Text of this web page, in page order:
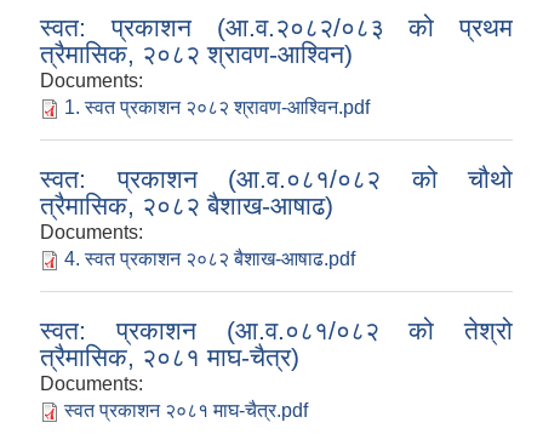
स्वत: प्रकाशन (आ.व.२०८२/०८३ को प्रथम
त्रैमासिक, २०८२ श्रावण-आश्विन)
Documents:
1. स्वत प्रकाशन २०८२ श्रावण-आश्विन.pdf
स्वत: प्रकाशन (आ.व.०८१/०८२ को चौथो
त्रैमासिक, २०८२ बैशाख-आषाढ)
Documents:
4. स्वत प्रकाशन २०८२ बैशाख-आषाढ.pdf
स्वत: प्रकाशन (आ.व.०८१/०८२ को तेश्रो
त्रैमासिक, २०८१ माघ-चैत्र)
Documents:
स्वत प्रकाशन २०८१ माघ-चैत्र.pdf